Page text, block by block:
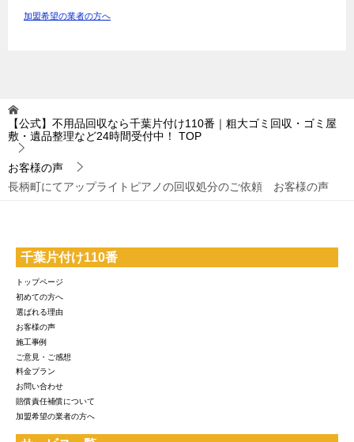
加盟希望の業者の方へ
【公式】不用品回収なら千葉片付け110番｜粗大ゴミ回収・ゴミ屋
敷・遺品整理など24時間受付中！
TOP
お客様の声
長柄町にてアップライトピアノの回収処分のご依頼 お客様の声
千葉片付け110番
トップページ
初めての方へ
選ばれる理由
お客様の声
施工事例
ご意見・ご感想
料金プラン
お問い合わせ
賠償責任補償について
加盟希望の業者の方へ